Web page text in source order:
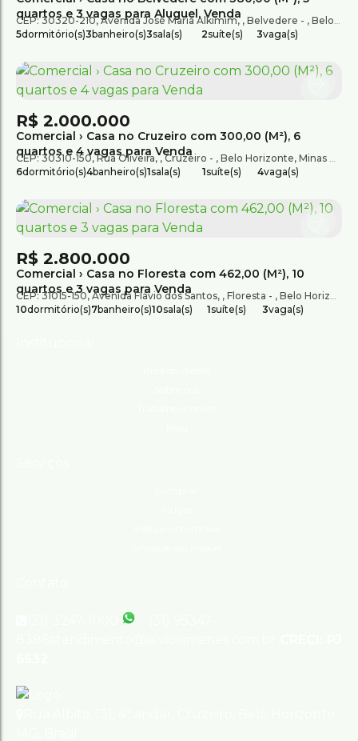
quartos e 3 vagas para Aluguel, Venda
CEP: 30320-210,Avenida José Maria Alkimim , Belvedere , Belo Horizonte
5dormitório(s)3banheiro(s)3sala(s) 2suíte(s) 3vaga(s)
Comercial › Casa no Cruzeiro com 300,00 (M²), 6
quartos e 4 vagas para Venda
R$ 2.000.000
CEP: 30310-150,Rua Oliveira ,Cruzeiro , Belo Horizonte, Minas Gerais
6dormitório(s)4banheiro(s)1sala(s) 1suíte(s) 4vaga(s)
Comercial › Casa no Floresta com 462,00 (M²), 10
quartos e 3 vagas para Venda
R$ 2.800.000
CEP: 31015-150,Avenida Flávio dos Santos , Floresta , Belo Horizonte
10dormitório(s)7banheiro(s)10sala(s) 1suíte(s) 3vaga(s)